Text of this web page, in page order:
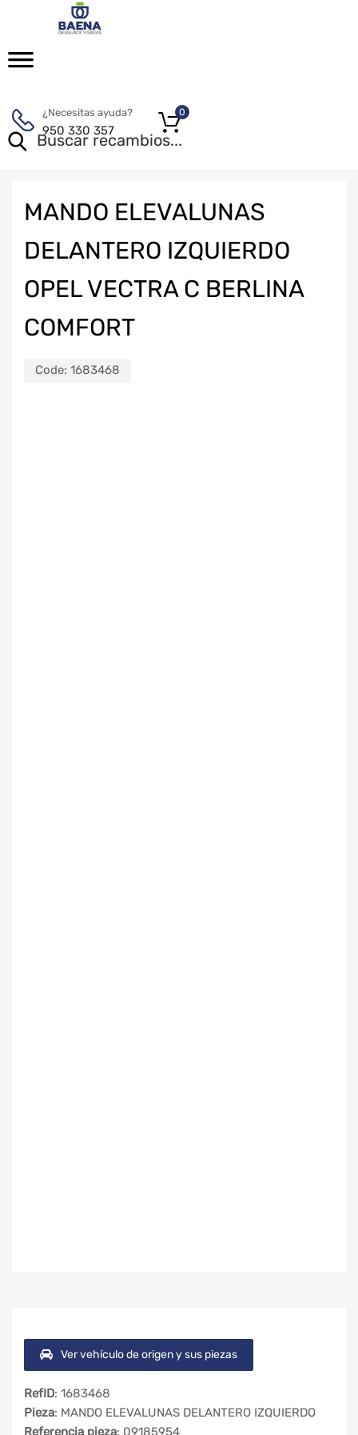
¿Necesitas ayuda?
950 330 357
0
MANDO ELEVALUNAS
DELANTERO IZQUIERDO
OPEL VECTRA C BERLINA
COMFORT
Code: 1683468
Ver vehículo de origen y sus piezas
RefID: 1683468
Pieza: MANDO ELEVALUNAS DELANTERO IZQUIERDO
Referencia pieza: 09185954